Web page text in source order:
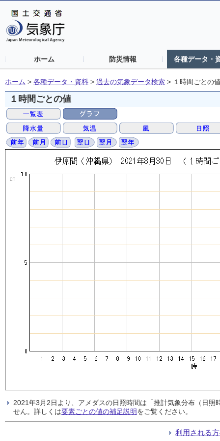
ホーム 防災情報 各種データ・
ホーム > 各種データ・資料 > 過去の気象データ検索 > １時間ごとの
１時間ごとの値
2021年3月2日より、アメダスの日照時間は「推計気象分布（日
せん。詳しくは要素ごとの値の補足説明をご覧ください。
利用される